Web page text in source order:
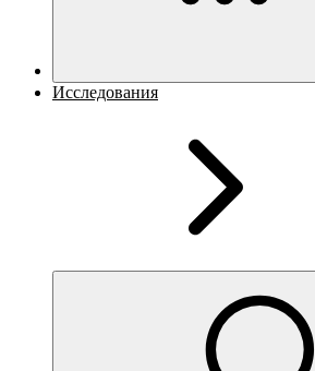
Исследования